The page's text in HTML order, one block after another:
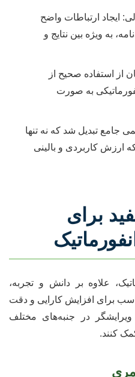
ایجاد ارتباطات واضح
به ویژه بین نتایج و
از استفاده صحیح از
به صورت
جامع تبدیل شد که نه تنها
ارزش کاربردی و بالینی
برای
علاوه بر دانش و تجربه،
برای افزایش کارایی و دقت
ویرایشگر در جنبه‌های مختلف
کنند.